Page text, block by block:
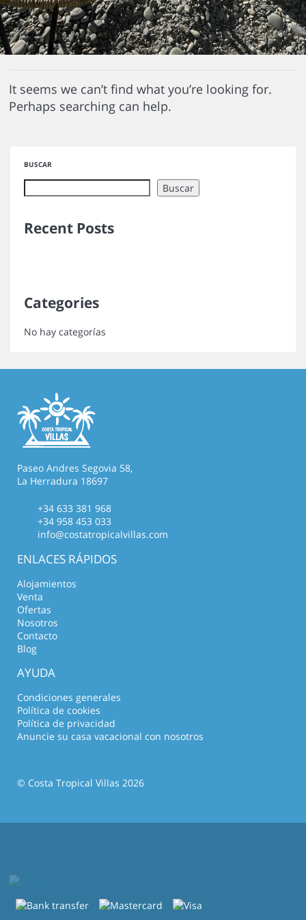
It seems we can’t find what you’re looking for.
Perhaps searching can help.
BUSCAR
Buscar
Recent Posts
Categories
No hay categorías
Paseo Andres Segovia 58,
La Herradura 18697
+34 633 381 968
+34 958 453 033
info@costatropicalvillas.com
ENLACES RÁPIDOS
Alojamientos
Venta
Ofertas
Nosotros
Contacto
Blog
AYUDA
Condiciones generales
Política de cookies
Política de privacidad
Anuncie su casa vacacional con nosotros
© Costa Tropical Villas 2026